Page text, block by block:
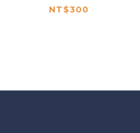
換蓋 黑
NT$300